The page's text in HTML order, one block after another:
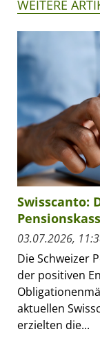
WEITERE
Swisscanto:
03.07.2026,
Die Schweizer
der positiven
aktuellen
erzielten die...